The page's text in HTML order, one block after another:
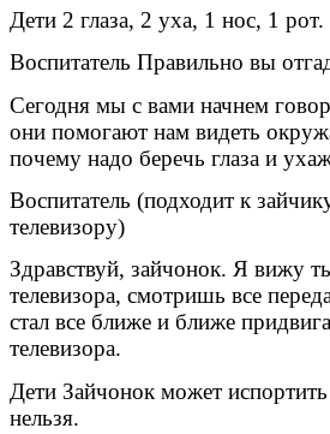
Дети 2 глаза, 2 уха, 1 нос, 1 рот.
Воспитатель Правильно вы
Сегодня мы с вами начнем
они помогают нам видеть
почему надо беречь глаза и
Воспитатель (подходит к
телевизору)
Здравствуй, зайчонок. Я вижу
телевизора, смотришь все
стал все ближе и ближе
телевизора.
Дети Зайчонок может
нельзя.